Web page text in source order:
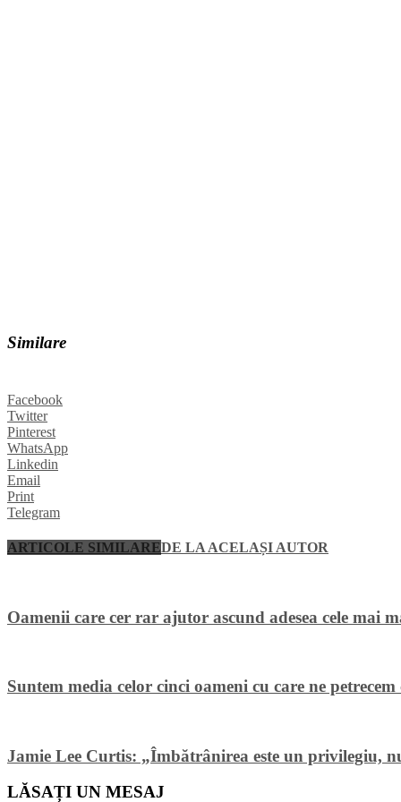
Similare
Facebook
Twitter
Pinterest
WhatsApp
Linkedin
Email
Print
Telegram
ARTICOLE SIMILAREDE LA ACELAȘI AUTOR
Oamenii care cer rar ajutor ascund adesea cele mai
Suntem media celor cinci oameni cu care ne
Jamie Lee Curtis: „Îmbătrânirea este un privilegiu,
LĂSAȚI UN MESAJ